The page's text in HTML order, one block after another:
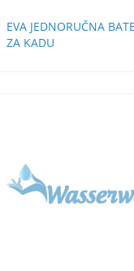
EVA JEDNORUČNA
ZA KADU